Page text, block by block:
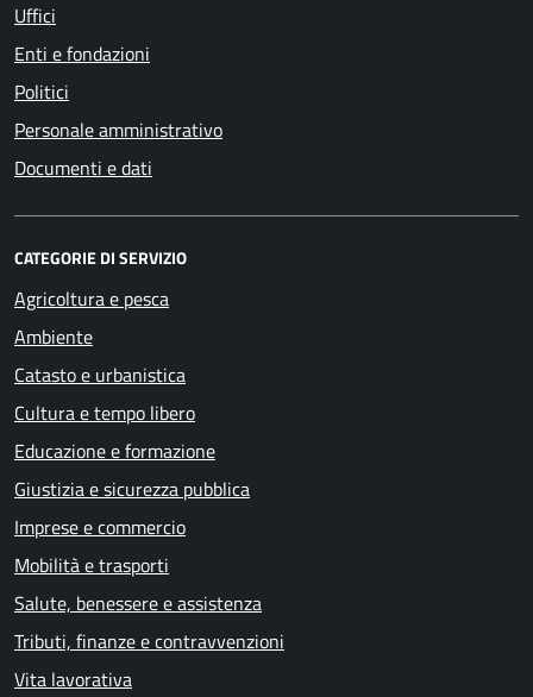
Uffici
Enti e fondazioni
Politici
Personale amministrativo
Documenti e dati
CATEGORIE DI SERVIZIO
Agricoltura e pesca
Ambiente
Catasto e urbanistica
Cultura e tempo libero
Educazione e formazione
Giustizia e sicurezza pubblica
Imprese e commercio
Mobilità e trasporti
Salute, benessere e assistenza
Tributi, finanze e contravvenzioni
Vita lavorativa